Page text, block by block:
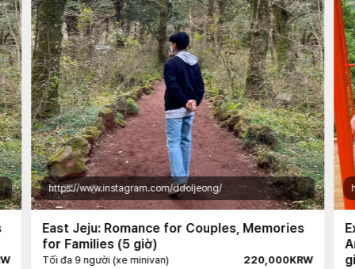
https://www.instagram.com/ddoljeong/
East Jeju: Romance for Couples, Memories
for Families (5 giờ)
Tối đa 9 người (xe minivan) 220,000KRW